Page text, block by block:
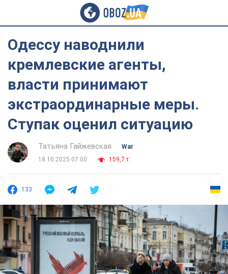
Одессу наводнили
кремлевские агенты,
власти принимают
экстраординарные меры.
Ступак оценил ситуацию
Татьяна Гайжевская
War
18.10.2025 07:00
159,7 т.
133